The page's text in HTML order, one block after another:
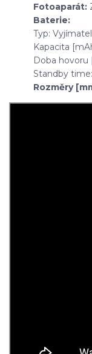
Fotoaparát:
Baterie:
Typ:
Kapacita
Doba hovoru
Standby
Rozměry